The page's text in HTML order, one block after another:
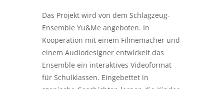
Das Projekt wird von dem Schlagzeug-
Ensemble Yu&Me angeboten. In
Kooperation mit einem Filmemacher und
einem Audiodesigner entwickelt das
Ensemble ein interaktives Videoformat
für Schulklassen. Eingebettet in